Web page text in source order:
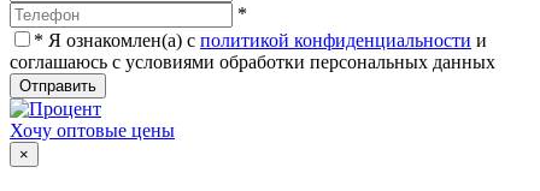
*
* Я ознакомлен(а) с политикой конфиденциальности и
соглашаюсь с условиями обработки персональных данных
Отправить
Хочу оптовые цены
×